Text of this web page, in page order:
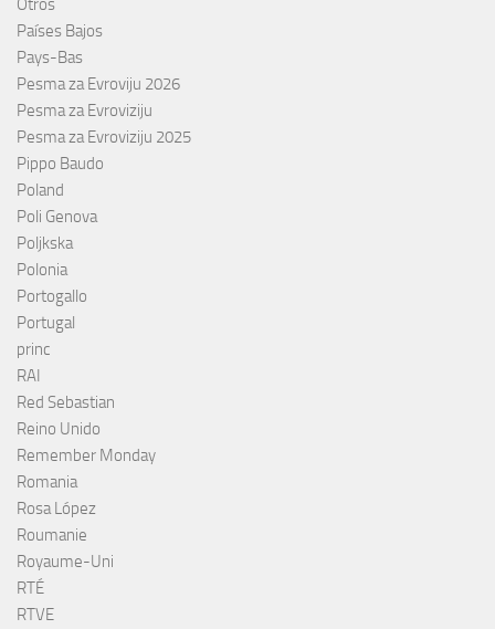
Otros
Países Bajos
Pays-Bas
Pesma za Evroviju 2026
Pesma za Evroviziju
Pesma za Evroviziju 2025
Pippo Baudo
Poland
Poli Genova
Poljkska
Polonia
Portogallo
Portugal
princ
RAI
Red Sebastian
Reino Unido
Remember Monday
Romania
Rosa López
Roumanie
Royaume-Uni
RTÉ
RTVE